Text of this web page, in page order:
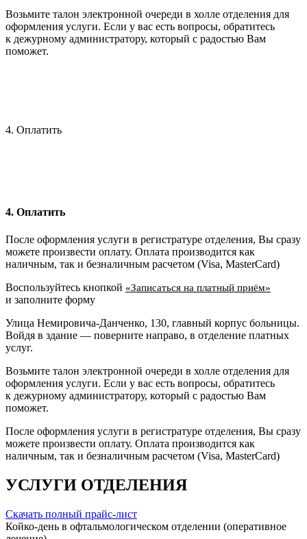
Возьмите талон электронной очереди в холле отделения для
оформления услуги. Если у вас есть вопросы, обратитесь
к дежурному администратору, который с радостью Вам
поможет.
4. Оплатить
4. Оплатить
После оформления услуги в регистратуре отделения, Вы сразу
можете произвести оплату. Оплата производится как
наличным, так и безналичным расчетом (Visa, MasterCard)
Воспользуйтесь кнопкой «Записаться на платный приём»
и заполните форму
Улица Немировича-Данченко, 130, главный корпус больницы.
Войдя в здание — поверните направо, в отделение платных
услуг.
Возьмите талон электронной очереди в холле отделения для
оформления услуги. Если у вас есть вопросы, обратитесь
к дежурному администратору, который с радостью Вам
поможет.
После оформления услуги в регистратуре отделения, Вы сразу
можете произвести оплату. Оплата производится как
наличным, так и безналичным расчетом (Visa, MasterCard)
УСЛУГИ ОТДЕЛЕНИЯ
Скачать полный прайс-лист
Койко-день в офтальмологическом отделении (оперативное